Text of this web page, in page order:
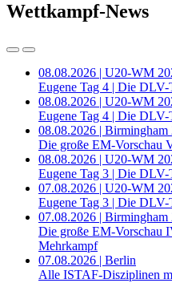
Wettkampf-News
08.08.2026 | U20-WM
Eugene Tag 4 | Die DLV-
08.08.2026 | U20-WM
Eugene Tag 4 | Die DLV-
08.08.2026 | Birmingham
Die große EM-Vorschau
08.08.2026 | U20-WM
Eugene Tag 3 | Die DLV-
07.08.2026 | U20-WM
Eugene Tag 3 | Die DLV-
07.08.2026 | Birmingham
Die große EM-Vorschau
Mehrkampf
07.08.2026 | Berlin
Alle ISTAF-Disziplinen